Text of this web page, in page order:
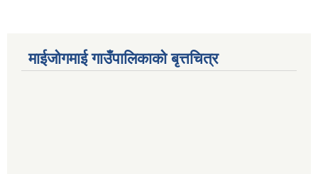
माईजोगमाई गाउँपालिकाको बृत्तचित्र